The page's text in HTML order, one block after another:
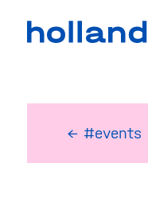
← #events